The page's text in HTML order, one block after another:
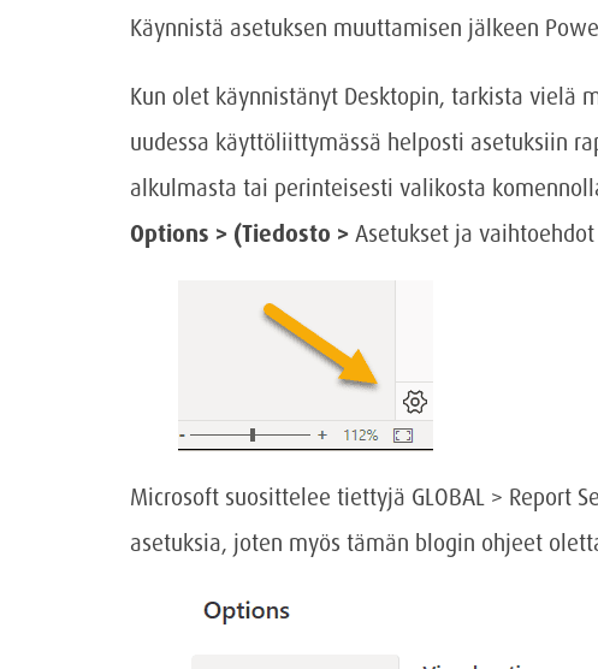
Käynnistä asetuksen muuttamisen jälkeen
Kun olet käynnistänyt Desktopin, tarkista vielä
uudessa käyttöliittymässä helposti asetuksiin
alkulmasta tai perinteisesti valikosta
Options > (Tiedosto > Asetukset ja
Microsoft suosittelee tiettyjä GLOBAL > Report
asetuksia, joten myös tämän blogin ohjeet